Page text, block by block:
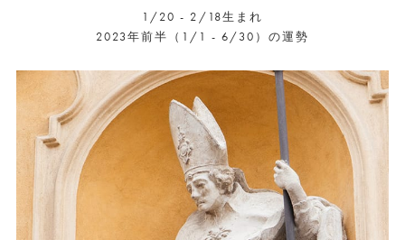
1/20 - 2/18生まれ
2023年前半（1/1 - 6/30）の運勢